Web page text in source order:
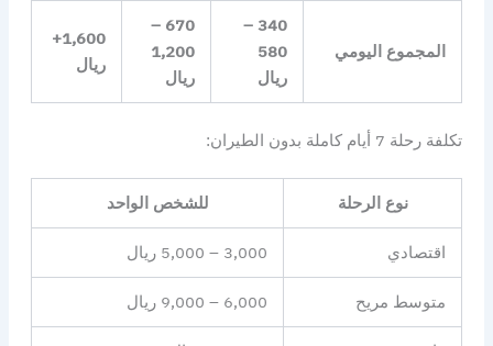
المجموع اليومي
340 –
580
ريال
670 –
1,200
ريال
1,600+
ريال
تكلفة رحلة 7 أيام كاملة بدون الطيران:
نوع الرحلة للشخص الواحد
اقتصادي 3,000 – 5,000 ريال
متوسط مريح 6,000 – 9,000 ريال